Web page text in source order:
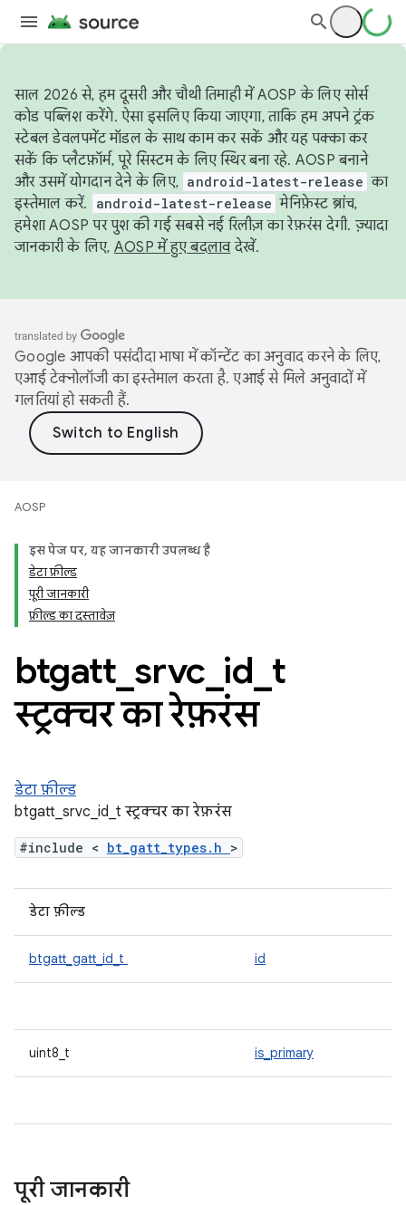
साल 2026 से, हम दूसरी और चौथी तिमाही में AOSP के लिए सोर्स
कोड पब्लिश करेंगे. ऐसा इसलिए किया जाएगा, ताकि हम अपने ट्रंक
स्टेबल डेवलपमेंट मॉडल के साथ काम कर सकें और यह पक्का कर
सकें कि प्लैटफ़ॉर्म, पूरे सिस्टम के लिए स्थिर बना रहे. AOSP बनाने
और उसमें योगदान देने के लिए, android-latest-release का
इस्तेमाल करें.
android-latest-release मेनिफ़ेस्ट ब्रांच,
हमेशा AOSP पर पुश की गई सबसे नई रिलीज़ का रेफ़रंस देगी. ज़्यादा
जानकारी के लिए, AOSP में हुए बदलावदेखें.
Google आपकी पसंदीदा भाषा में कॉन्टेंट का अनुवाद करने के लिए,
एआई टेक्नोलॉजी का इस्तेमाल करता है. एआई से मिले अनुवादों में
गलतियां हो सकती हैं.
AOSP
इस पेज पर, यह जानकारी उपलब्ध है
डेटा फ़ील्ड
पूरी जानकारी
फ़ील्ड का दस्तावेज़
btgatt srvc id t
स्ट्रक्चर का रेफ़रंस
डेटा फ़ील्ड
btgatt_srvc_id_t स्ट्रक्चर का रेफ़रंस
#include < bt_gatt_types.h >
डेटा फ़ील्ड
btgatt_gatt_id_t id
uint8_t is_primary
पूरी जानकारी